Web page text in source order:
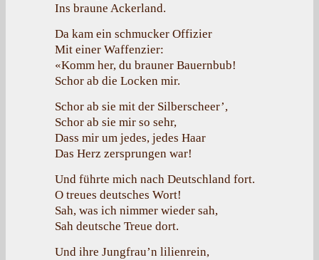
Ins braune Ackerland.
Da kam ein schmucker Offizier
Mit einer Waffenzier:
«Komm her, du brauner Bauernbub!
Schor ab die Locken mir.
Schor ab sie mit der Silberscheer’,
Schor ab sie mir so sehr,
Dass mir um jedes, jedes Haar
Das Herz zersprungen war!
Und führte mich nach Deutschland fort.
O treues deutsches Wort!
Sah, was ich nimmer wieder sah,
Sah deutsche Treue dort.
Und ihre Jungfrau’n lilienrein,